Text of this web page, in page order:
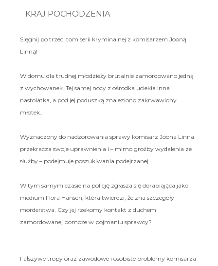
KRAJ POCHODZENIA
Sięgnij po trzeci tom serii kryminalnej z komisarzem Jooną
Linną!
W domu dla trudnej młodzieży brutalnie zamordowano jedną
z wychowanek. Tej samej nocy z ośrodka uciekła inna
nastolatka, a pod jej poduszką znaleziono zakrwawiony
młotek…
Wyznaczony do nadzorowania sprawy komisarz Joona Linna
przekracza swoje uprawnienia i – mimo groźby wydalenia ze
służby – podejmuje poszukiwania podejrzanej.
W tym samym czasie na policję zgłasza się dorabiająca jako
medium Flora Hansen, która twierdzi, że zna szczegóły
morderstwa. Czy jej rzekomy kontakt z duchem
zamordowanej pomoże w pojmaniu sprawcy?
Fałszywe tropy oraz zawodowe i osobiste problemy komisarza